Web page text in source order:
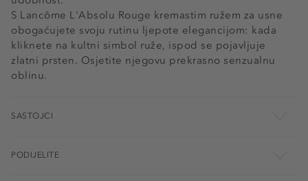
S Lancôme L'Absolu Rouge kremastim ružem za usne
obogaćujete svoju rutinu ljepote elegancijom: kada
kliknete na kultni simbol ruže, ispod se pojavljuje
zlatni prsten. Osjetite njegovu prekrasno senzualnu
oblinu.
SASTOJCI
PODIJELITE